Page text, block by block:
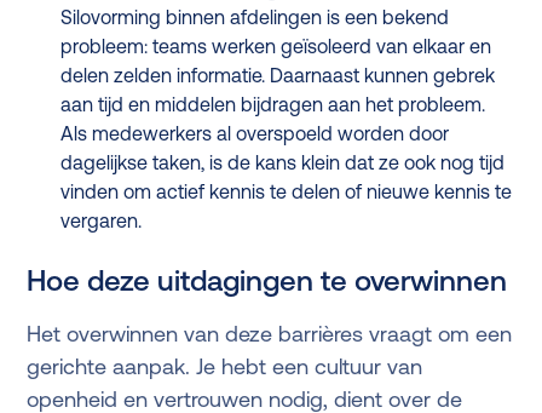
Silovorming binnen afdelingen is een bekend
probleem: teams werken geïsoleerd van elkaar en
delen zelden informatie. Daarnaast kunnen gebrek
aan tijd en middelen bijdragen aan het probleem.
Als medewerkers al overspoeld worden door
dagelijkse taken, is de kans klein dat ze ook nog tijd
vinden om actief kennis te delen of nieuwe kennis te
vergaren.
Hoe deze uitdagingen te overwinnen
Het overwinnen van deze barrières vraagt om een
gerichte aanpak. Je hebt een cultuur van
openheid en vertrouwen nodig, dient over de